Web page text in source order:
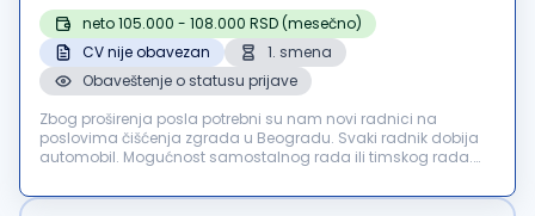
neto 105.000 - 108.000 RSD (mesečno)
CV nije obavezan
1. smena
Obaveštenje o statusu prijave
Zbog proširenja posla potrebni su nam novi radnici na
poslovima čišćenja zgrada u Beogradu. Svaki radnik dobija
automobil. Mogućnost samostalnog rada ili timskog rada.
kontakta sa klijentima. Rad...